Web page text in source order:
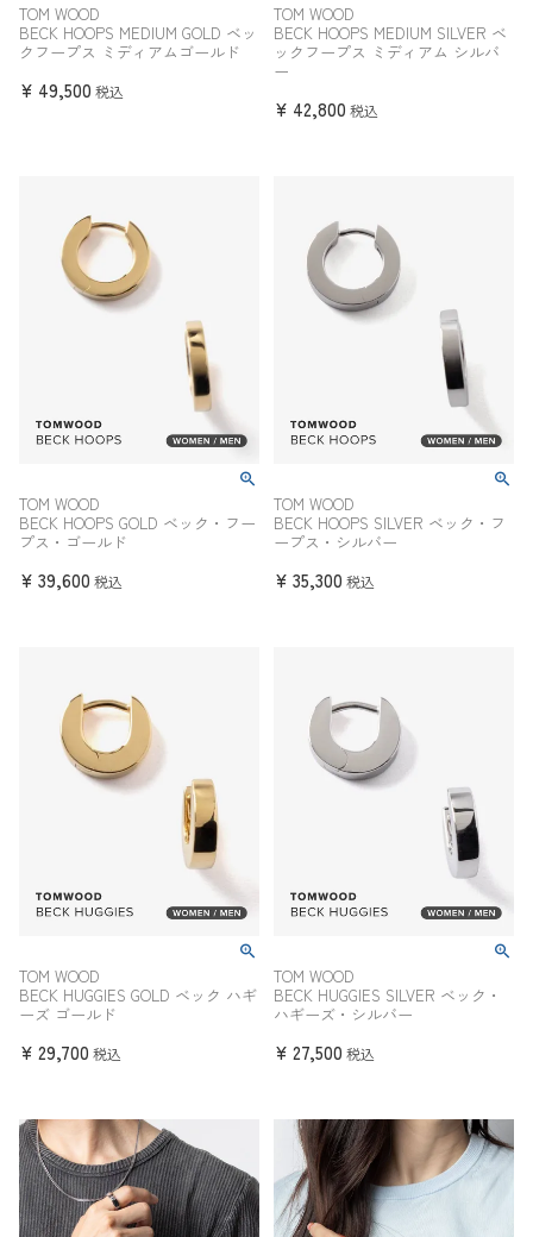
TOM WOOD
BECK HOOPS MEDIUM GOLD ベッ
クフープス ミディアムゴールド
¥ 49,500 税込
TOM WOOD
BECK HOOPS MEDIUM SILVER ベ
ックフープス ミディアム シルバ
ー
¥ 42,800 税込
TOM WOOD
BECK HOOPS GOLD ベック・フー
プス・ゴールド
¥ 39,600 税込
TOM WOOD
BECK HOOPS SILVER ベック・フ
ープス・シルバー
¥ 35,300 税込
TOM WOOD
BECK HUGGIES GOLD ベック ハギ
ーズ ゴールド
¥ 29,700 税込
TOM WOOD
BECK HUGGIES SILVER ベック・
ハギーズ・シルバー
¥ 27,500 税込